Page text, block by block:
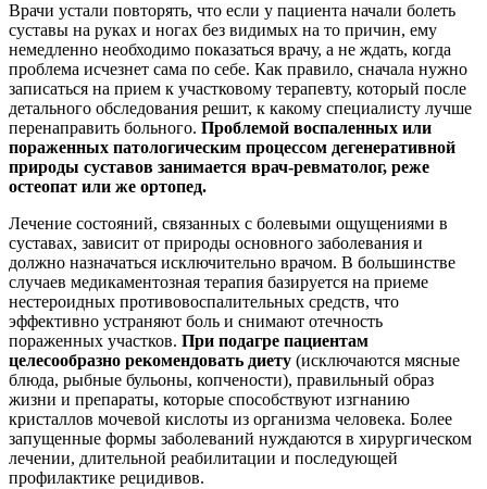
Врачи устали повторять, что если у пациента начали болеть
суставы на руках и ногах без видимых на то причин, ему
немедленно необходимо показаться врачу, а не ждать, когда
проблема исчезнет сама по себе. Как правило, сначала нужно
записаться на прием к участковому терапевту, который после
детального обследования решит, к какому специалисту лучше
перенаправить больного. Проблемой воспаленных или
пораженных патологическим процессом дегенеративной
природы суставов занимается врач-ревматолог, реже
остеопат или же ортопед.
Лечение состояний, связанных с болевыми ощущениями в
суставах, зависит от природы основного заболевания и
должно назначаться исключительно врачом. В большинстве
случаев медикаментозная терапия базируется на приеме
нестероидных противовоспалительных средств, что
эффективно устраняют боль и снимают отечность
пораженных участков. При подагре пациентам
целесообразно рекомендовать диету (исключаются мясные
блюда, рыбные бульоны, копчености), правильный образ
жизни и препараты, которые способствуют изгнанию
кристаллов мочевой кислоты из организма человека. Более
запущенные формы заболеваний нуждаются в хирургическом
лечении, длительной реабилитации и последующей
профилактике рецидивов.